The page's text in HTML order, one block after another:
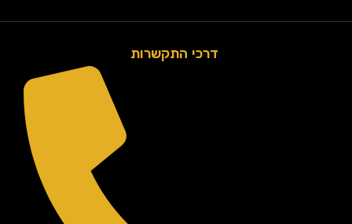
דרכי התקשרות